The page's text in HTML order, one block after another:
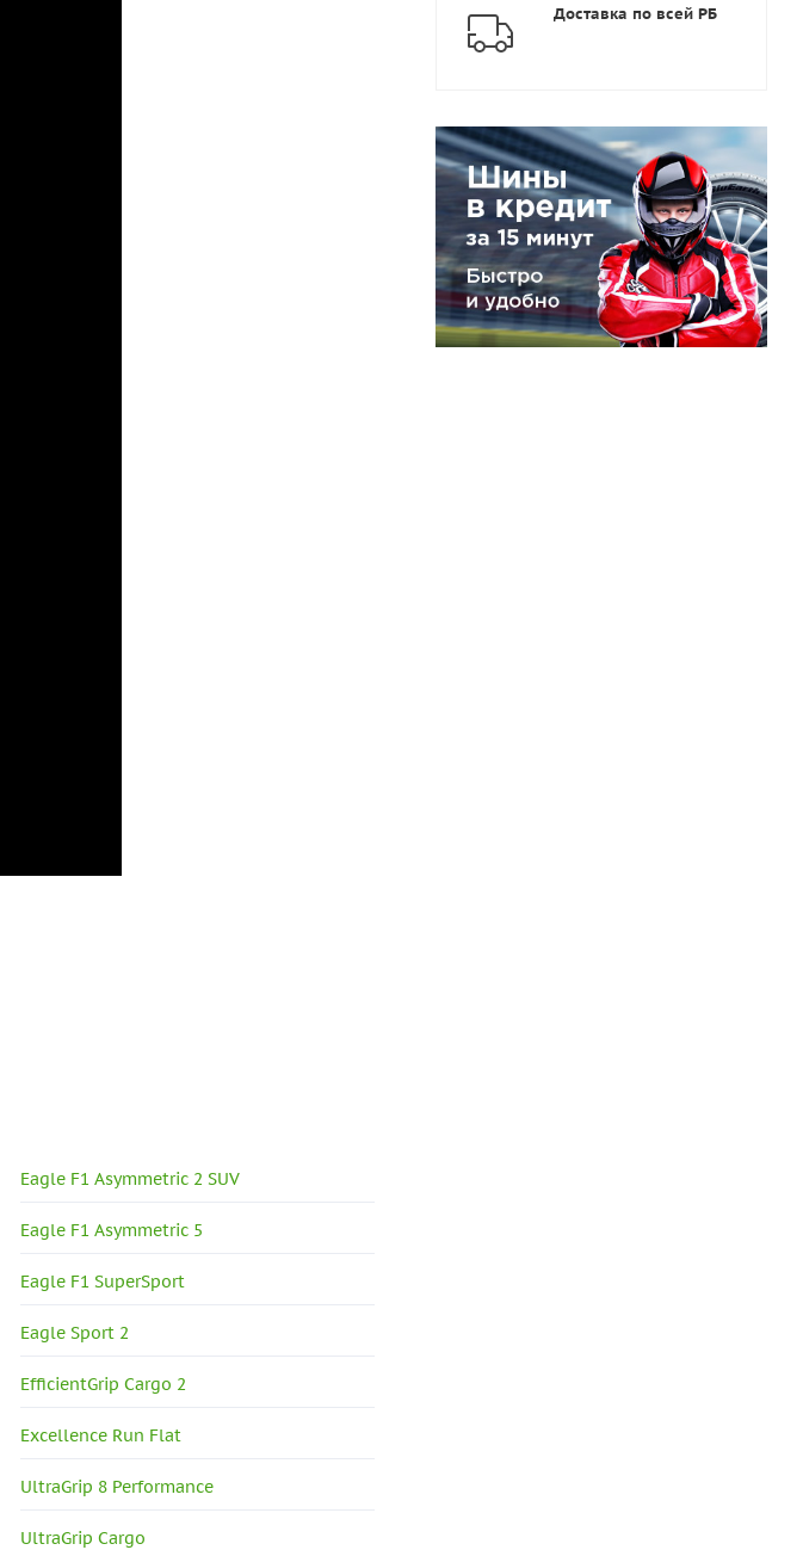
Eagle F1 Asymmetric 2 SUV
Eagle F1 Asymmetric 5
Eagle F1 SuperSport
Eagle Sport 2
EfficientGrip Cargo 2
Excellence Run Flat
UltraGrip 8 Performance
UltraGrip Cargo
Доставка по всей РБ